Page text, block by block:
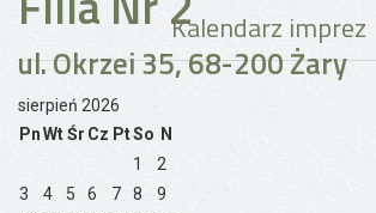
ul. Okrzei 35, 68-200 Żary
Kalendarz imprez
sierpień 2026
PnWtŚr Cz PtSo N
1
2
3
4 5 6 7 8
9